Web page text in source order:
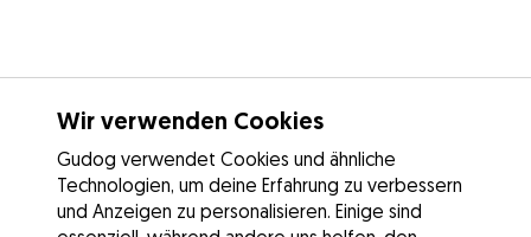
Wir verwenden Cookies
Gudog verwendet Cookies und ähnliche
Technologien, um deine Erfahrung zu verbessern
und Anzeigen zu personalisieren. Einige sind